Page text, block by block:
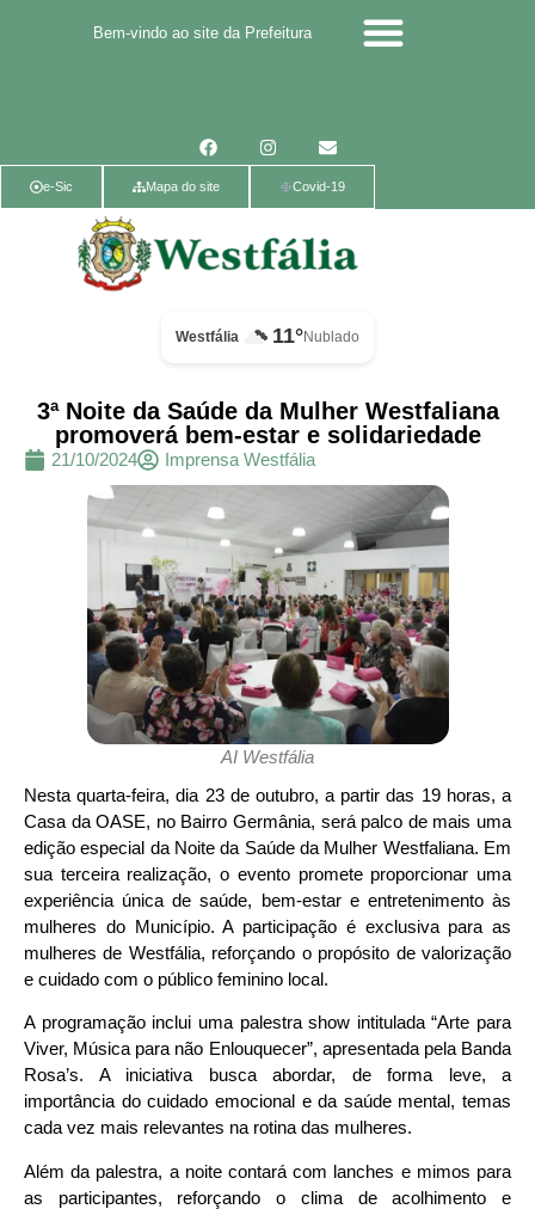
Bem-vindo ao site da Prefeitura
e-Sic Mapa do site Covid-19
Westfália 11°Nublado
3ª Noite da Saúde da Mulher Westfaliana
promoverá bem-estar e solidariedade
21/10/2024 Imprensa Westfália
AI Westfália
Nesta quarta-feira, dia 23 de outubro, a partir das 19 horas, a
Casa da OASE, no Bairro Germânia, será palco de mais uma
edição especial da Noite da Saúde da Mulher Westfaliana. Em
sua terceira realização, o evento promete proporcionar uma
experiência única de saúde, bem-estar e entretenimento às
mulheres do Município. A participação é exclusiva para as
mulheres de Westfália, reforçando o propósito de valorização
e cuidado com o público feminino local.
A programação inclui uma palestra show intitulada “Arte para
Viver, Música para não Enlouquecer”, apresentada pela Banda
Rosa’s. A iniciativa busca abordar, de forma leve, a
importância do cuidado emocional e da saúde mental, temas
cada vez mais relevantes na rotina das mulheres.
Além da palestra, a noite contará com lanches e mimos para
as participantes, reforçando o clima de acolhimento e